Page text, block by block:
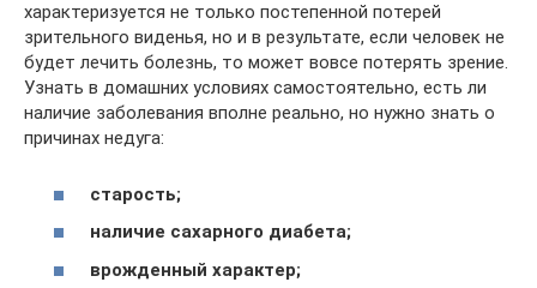
характеризуется не только постепенной потерей
зрительного виденья, но и в результате, если человек не
будет лечить болезнь, то может вовсе потерять зрение.
Узнать в домашних условиях самостоятельно, есть ли
наличие заболевания вполне реально, но нужно знать о
причинах недуга:
старость;
наличие сахарного диабета;
врожденный характер;